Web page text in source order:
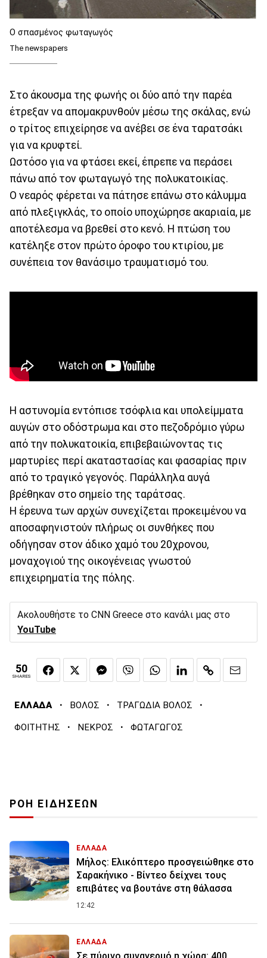
Ο σπασμένος φωταγωγός
The newspapers
Στο άκουσμα της φωνής οι δύο από την παρέα
έτρεξαν να απομακρυνθούν μέσω της σκάλας, ενώ
ο τρίτος επιχείρησε να ανέβει σε ένα ταρατσάκι
για να κρυφτεί.
Ωστόσο για να φτάσει εκεί, έπρεπε να περάσει
πάνω από τον φωταγωγό της πολυκατοικίας.
Ο νεαρός φέρεται να πάτησε επάνω στο κάλυμμα
από πλεξιγκλάς, το οποίο υποχώρησε ακαριαία, με
αποτέλεσμα να βρεθεί στο κενό. Η πτώση του
κατέληξε στον πρώτο όροφο του κτιρίου, με
συνέπεια τον θανάσιμο τραυματισμό του.
Η αστυνομία εντόπισε τσόφλια και υπολείμματα
αυγών στο οδόστρωμα και στο πεζοδρόμιο γύρω
από την πολυκατοικία, επιβεβαιώνοντας τις
μαρτυρίες περί ακαταστασίας και φασαρίας πριν
από το τραγικό γεγονός. Παράλληλα αυγά
βρέθηκαν στο σημείο της ταράτσας.
Η έρευνα των αρχών συνεχίζεται προκειμένου να
αποσαφηνιστούν πλήρως οι συνθήκες που
οδήγησαν στον άδικο χαμό του 20χρονου,
μοναχογιού της οικογένειας γνωστού
επιχειρηματία της πόλης.
Ακολουθήστε το CNN Greece στο κανάλι μας στο
YouTube
50
SHARES
ΕΛΛΑΔΑ · ΒΟΛΟΣ · ΤΡΑΓΩΔΙΑ ΒΟΛΟΣ ·
ΦΟΙΤΗΤΗΣ · ΝΕΚΡΟΣ · ΦΩΤΑΓΩΓΟΣ
ΡΟΗ ΕΙΔΗΣΕΩΝ
ΕΛΛΑΔΑ
Μήλος: Ελικόπτερο προσγειώθηκε στο
Σαρακήνικο - Βίντεο δείχνει τους
επιβάτες να βουτάνε στη θάλασσα
12:42
ΕΛΛΑΔΑ